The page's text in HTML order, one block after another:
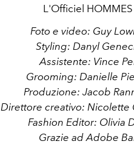
L'Officiel HOMMES
Foto e video: Guy
Styling: Danyl
Assistente: Vince
Grooming: Danielle
Produzione: Jacob
Direttore creativo: Nicolette
Fashion Editor: Olivia
Grazie ad Adobe